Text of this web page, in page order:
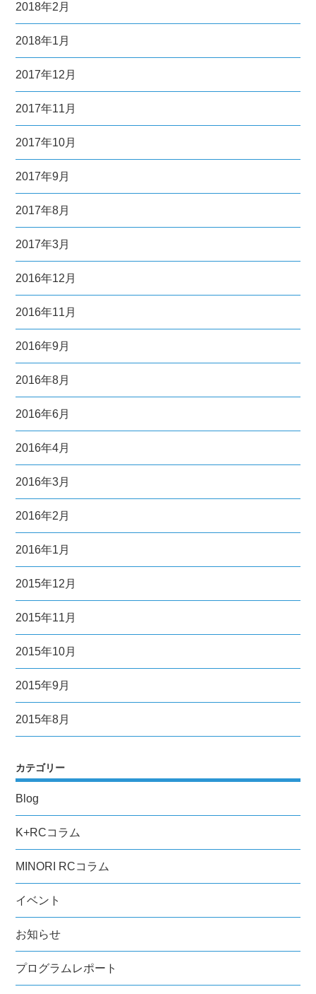
2018年2月
2018年1月
2017年12月
2017年11月
2017年10月
2017年9月
2017年8月
2017年3月
2016年12月
2016年11月
2016年9月
2016年8月
2016年6月
2016年4月
2016年3月
2016年2月
2016年1月
2015年12月
2015年11月
2015年10月
2015年9月
2015年8月
カテゴリー
Blog
K+RCコラム
MINORI RCコラム
イベント
お知らせ
プログラムレポート